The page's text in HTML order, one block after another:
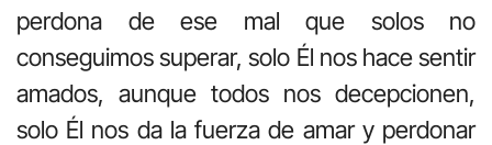
perdona de ese mal que solos no
conseguimos superar, solo Él nos hace sentir
amados, aunque todos nos decepcionen,
solo Él nos da la fuerza de amar y perdonar